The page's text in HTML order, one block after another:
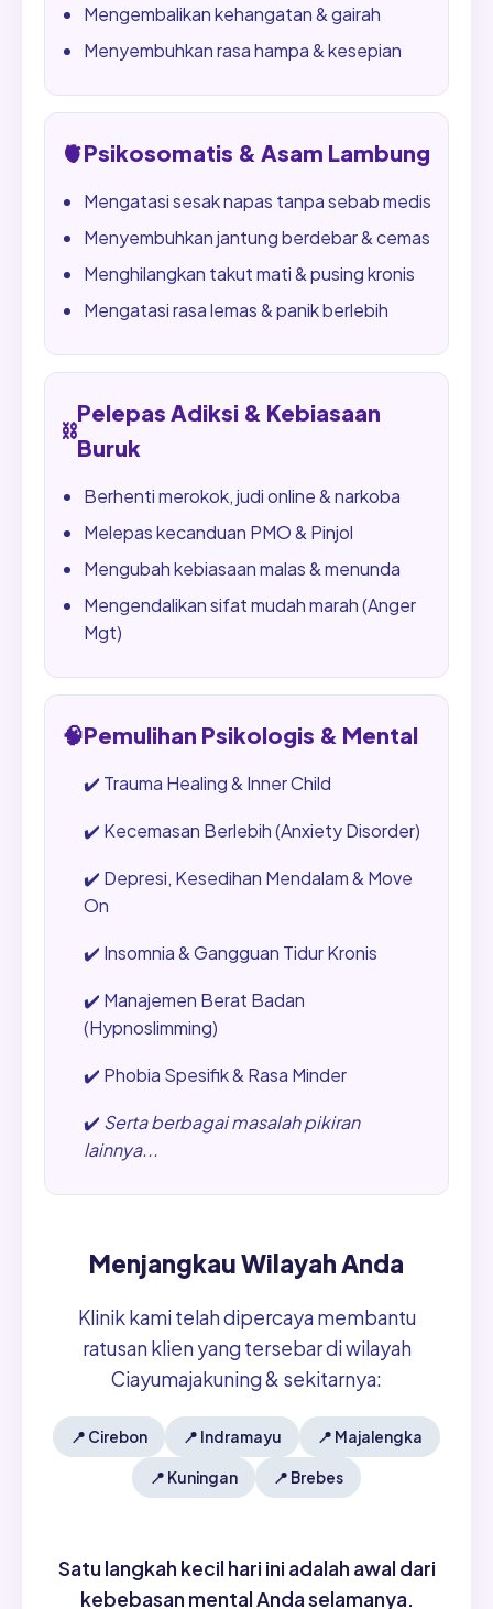
Mengembalikan kehangatan & gairah
Menyembuhkan rasa hampa & kesepian
🫀Psikosomatis & Asam Lambung
Mengatasi sesak napas tanpa sebab medis
Menyembuhkan jantung berdebar & cemas
Menghilangkan takut mati & pusing kronis
Mengatasi rasa lemas & panik berlebih
⛓️
Pelepas Adiksi & Kebiasaan
Buruk
Berhenti merokok, judi online & narkoba
Melepas kecanduan PMO & Pinjol
Mengubah kebiasaan malas & menunda
Mengendalikan sifat mudah marah (Anger
Mgt)
🧠Pemulihan Psikologis & Mental
✔️ Trauma Healing & Inner Child
✔️ Kecemasan Berlebih (Anxiety Disorder)
✔️ Depresi, Kesedihan Mendalam & Move
On
✔️ Insomnia & Gangguan Tidur Kronis
✔️ Manajemen Berat Badan
(Hypnoslimming)
✔️ Phobia Spesifik & Rasa Minder
✔️ Serta berbagai masalah pikiran
lainnya...
Menjangkau Wilayah Anda
Klinik kami telah dipercaya membantu
ratusan klien yang tersebar di wilayah
Ciayumajakuning & sekitarnya:
📍 Cirebon 📍 Indramayu 📍 Majalengka
📍 Kuningan 📍 Brebes
Satu langkah kecil hari ini adalah awal dari
kebebasan mental Anda selamanya.